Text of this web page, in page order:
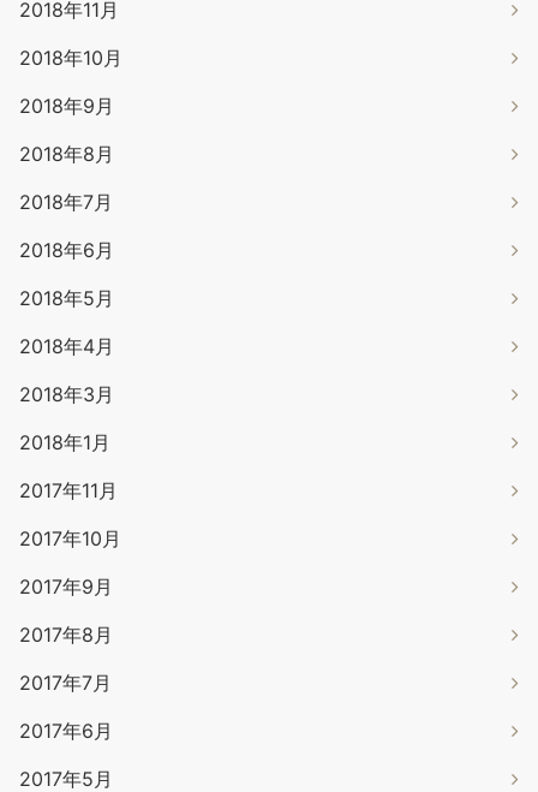
2018年11月
2018年10月
2018年9月
2018年8月
2018年7月
2018年6月
2018年5月
2018年4月
2018年3月
2018年1月
2017年11月
2017年10月
2017年9月
2017年8月
2017年7月
2017年6月
2017年5月